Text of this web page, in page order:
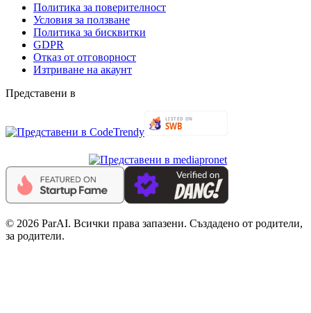
Политика за поверителност
Условия за ползване
Политика за бисквитки
GDPR
Отказ от отговорност
Изтриване на акаунт
Представени в
© 2026 ParAI. Всички права запазени. Създадено от родители,
за родители.